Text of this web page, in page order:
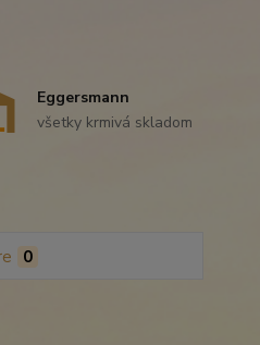
Eggersmann
všetky krmivá skladom
0